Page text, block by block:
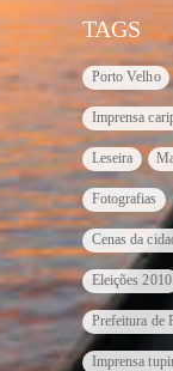
TAGS
Porto Velho
Imprensa
Leseira
Fotografias
Cenas da
Eleições 2010
Prefeitura de
Imprensa